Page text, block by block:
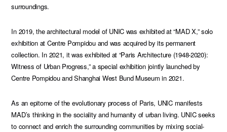
surroundings.
In 2019, the architectural model of UNIC was exhibited at “MAD X,” solo
exhibition at Centre Pompidou and was acquired by its permanent
collection. In 2021, it was exhibited at “Paris Architecture (1948-2020):
Witness of Urban Progress,” a special exhibition jointly launched by
Centre Pompidou and Shanghai West Bund Museum in 2021.
As an epitome of the evolutionary process of Paris, UNIC manifests
MAD’s thinking in the sociality and humanity of urban living. UNIC seeks
to connect and enrich the surrounding communities by mixing social-